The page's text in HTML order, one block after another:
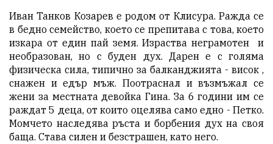
Иван Танков Козарев е родом от Клисура. Ражда се
в бедно семейство, което се препитава с това, което
изкара от един пай земя. Израства неграмотен и
необразован, но с буден дух. Дарен е с голяма
физическа сила, типично за балканджията - висок ,
снажен и едър мъж. Поотраснал и възмъжал се
жени за местната девойка Гина. За 6 години им се
раждат 5 деца, от които оцелява само едно - Петко.
Момчето наследява ръста и борбения дух на своя
баща. Става силен и безстрашен, като него.